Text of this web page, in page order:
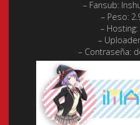
– Fansub:
– Peso:
– Hosting:
–
– Contraseña: